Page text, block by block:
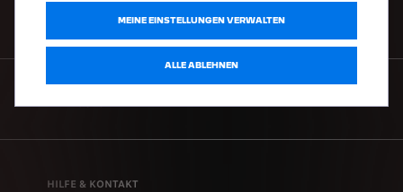
HÄNDLERSUCHE
MYPEUGEOT
HILFE & KONTAKT
MEINE EINSTELLUNGEN VERWALTEN
ALLE ABLEHNEN